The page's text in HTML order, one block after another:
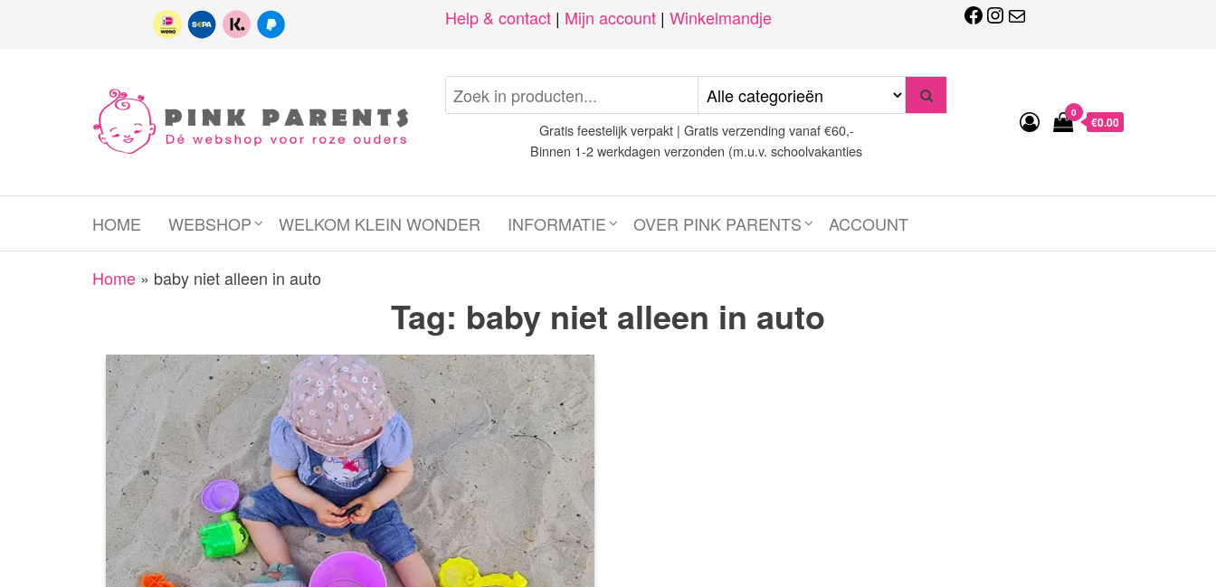
Help & contact| Mijn account| Winkelmandje Facebook Instagram E-mail
Parents
Gratis feestelijk verpakt | Gratis verzending vanaf €60,-
Binnen 1-2 werkdagen verzonden (m.u.v. schoolvakanties
0
€0.00
HOME WEBSHOP WELKOM KLEIN WONDER INFORMATIE OVER PINK PARENTS ACCOUNT
Home » baby niet alleen in auto
Tag: baby niet alleen in auto